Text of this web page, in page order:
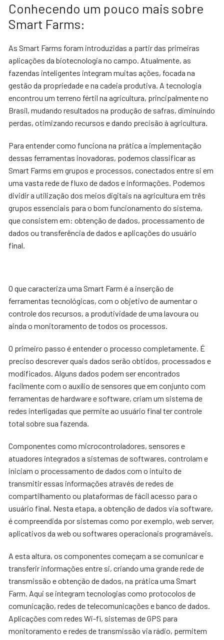
Conhecendo um pouco mais sobre
Smart Farms:
As Smart Farms foram introduzidas a partir das primeiras
aplicações da biotecnologia no campo. Atualmente, as
fazendas inteligentes integram muitas ações, focada na
gestão da propriedade e na cadeia produtiva. A tecnologia
encontrou um terreno fértil na agricultura, principalmente no
Brasil, mudando resultados na produção de safras, diminuindo
perdas, otimizando recursos e dando precisão à agricultura.
Para entender como funciona na prática a implementação
dessas ferramentas inovadoras, podemos classificar as
Smart Farms em grupos e processos, conectados entre si em
uma vasta rede de fluxo de dados e informações. Podemos
dividir a utilização dos meios digitais na agricultura em três
grupos essenciais para o bom funcionamento do sistema,
que consistem em: obtenção de dados, processamento de
dados ou transferência de dados e aplicações do usuário
final.
O que caracteriza uma Smart Farm é a inserção de
ferramentas tecnológicas, com o objetivo de aumentar o
controle dos recursos, a produtividade de uma lavoura ou
ainda o monitoramento de todos os processos.
O primeiro passo é entender o processo completamente. É
preciso descrever quais dados serão obtidos, processados e
modificados. Alguns dados podem ser encontrados
facilmente com o auxílio de sensores que em conjunto com
ferramentas de hardware e software, criam um sistema de
redes interligadas que permite ao usuário final ter controle
total sobre sua fazenda.
Componentes como microcontroladores, sensores e
atuadores integrados a sistemas de softwares, controlam e
iniciam o processamento de dados com o intuito de
transmitir essas informações através de redes de
compartilhamento ou plataformas de fácil acesso para o
usuário final. Nesta etapa, a obtenção de dados via software,
é compreendida por sistemas como por exemplo, web server,
aplicativos da web ou softwares operacionais programáveis.
A esta altura, os componentes começam a se comunicar e
transferir informações entre si, criando uma grande rede de
transmissão e obtenção de dados, na prática uma Smart
Farm. Aqui se integram tecnologias como protocolos de
comunicação, redes de telecomunicações e banco de dados.
Aplicações com redes Wi-fi, sistemas de GPS para
monitoramento e redes de transmissão via rádio, permitem